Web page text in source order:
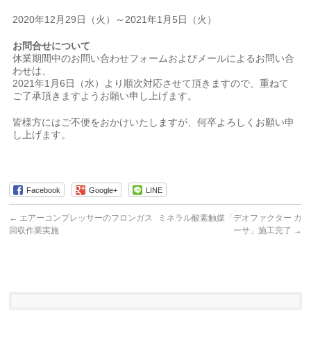
2020年12月29日（火）～2021年1月5日（火）
お問合せについて
休業期間中のお問い合わせフォームおよびメールによるお問い合
わせは、
2021年1月6日（水）より順次対応させて頂きますので、重ねて
ご了承頂きますようお願い申し上げます。
皆様方にはご不便をおかけいたしますが、何卒よろしくお願い申
し上げます。
Facebook Google+ LINE
← エアーコンプレッサーのフロンガス
回収作業実施
ミネラル酸素触媒「デオファクター カ
ーサ」施工完了 →